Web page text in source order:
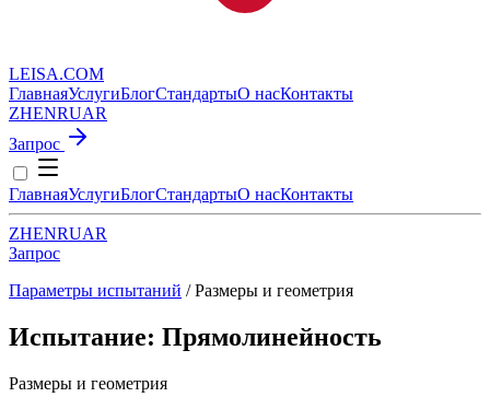
LEISA.COM
ГлавнаяУслугиБлогСтандартыО насКонтакты
ZHENRUAR
Запрос
ГлавнаяУслугиБлогСтандартыО насКонтакты
ZHENRUAR
Запрос
Параметры испытаний / Размеры и геометрия
Испытание: Прямолинейность
Размеры и геометрия